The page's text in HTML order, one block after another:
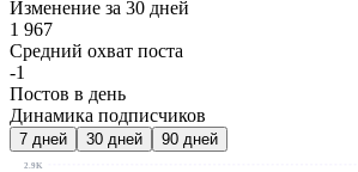
Изменение за 30 дней
1 967
Средний охват поста
-1
Постов в день
Динамика подписчиков
7 дней 30 дней 90 дней
2.9K